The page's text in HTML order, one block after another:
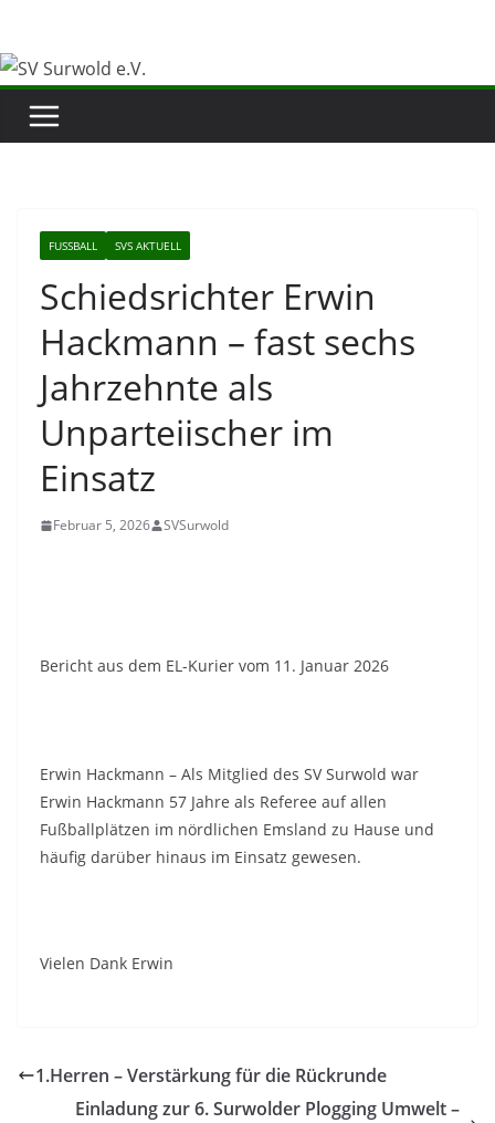
springen
FUSSBALL SVS AKTUELL
Schiedsrichter Erwin
Hackmann – fast sechs
Jahrzehnte als
Unparteiischer im
Einsatz
Februar 5, 2026 SVSurwold
Bericht aus dem EL-Kurier vom 11. Januar 2026
Erwin Hackmann – Als Mitglied des SV Surwold war
Erwin Hackmann 57 Jahre als Referee auf allen
Fußballplätzen im nördlichen Emsland zu Hause und
häufig darüber hinaus im Einsatz gewesen.
Vielen Dank Erwin
1.Herren – Verstärkung für die Rückrunde
Einladung zur 6. Surwolder Plogging Umwelt –